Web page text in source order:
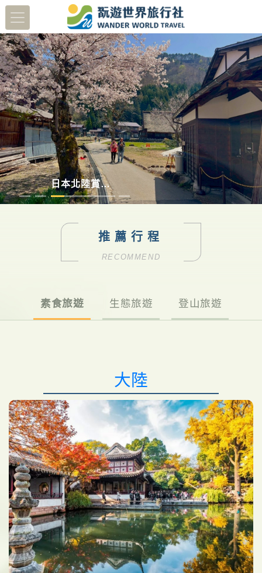
蔬醒南島 多彩德瑞 日本北陸賞櫻8日
推薦行程
RECOMMEND
素食旅遊 生態旅遊 登山旅遊
大陸